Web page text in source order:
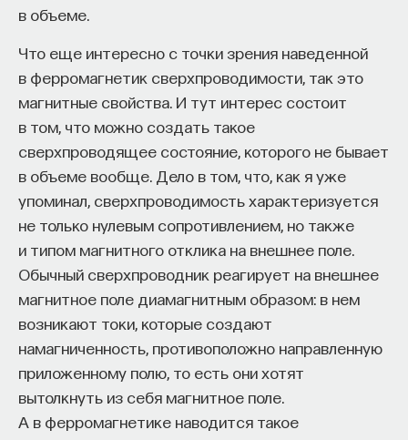
в объеме.
Что еще интересно с точки зрения наведенной
в ферромагнетик сверхпроводимости, так это
магнитные свойства. И тут интерес состоит
в том, что можно создать такое
сверхпроводящее состояние, которого не бывает
в объеме вообще. Дело в том, что, как я уже
упоминал, сверхпроводимость характеризуется
не только нулевым сопротивлением, но также
и типом магнитного отклика на внешнее поле.
Обычный сверхпроводник реагирует на внешнее
магнитное поле диамагнитным образом: в нем
возникают токи, которые создают
намагниченность, противоположно направленную
приложенному полю, то есть они хотят
вытолкнуть из себя магнитное поле.
А в ферромагнетике наводится такое